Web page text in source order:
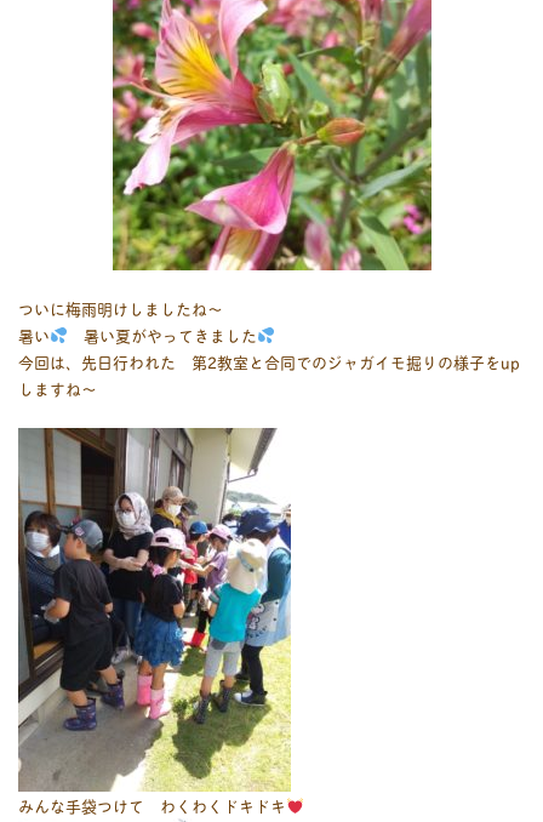
ついに梅雨明けしましたね～
暑い
暑い夏がやってきました
今回は、先日行われた 第2教室と合同でのジャガイモ掘りの様子をup
しますね～
みんな手袋つけて わくわくドキドキ